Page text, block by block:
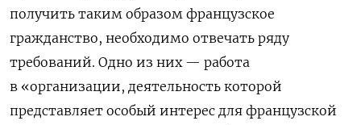
получить таким образом французское
гражданство, необходимо отвечать ряду
требований. Одно из них — работа
в «организации, деятельность которой
представляет особый интерес для французской